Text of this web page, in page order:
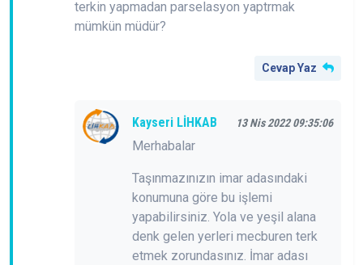
terkin yapmadan parselasyon yaptrmak
mümkün müdür?
Cevap Yaz
Kayseri LİHKAB 13 Nis 2022 09:35:06
Merhabalar
Taşınmazınızın imar adasındaki
konumuna göre bu işlemi
yapabilirsiniz. Yola ve yeşil alana
denk gelen yerleri mecburen terk
etmek zorundasınız. İmar adası